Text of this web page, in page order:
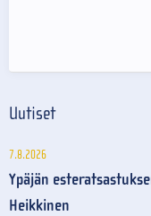
Uutiset
7.8.2026
Ypäjän
Heikkinen